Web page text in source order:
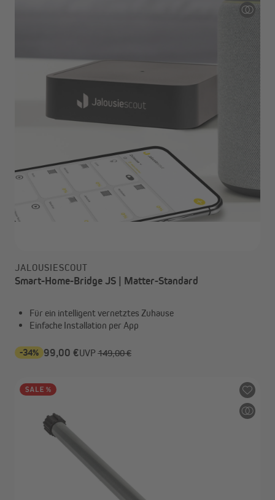
JALOUSIESCOUT
Smart-Home-Bridge JS | Matter-Standard
Für ein intelligent vernetztes Zuhause
Einfache Installation per App
-34% 99,00 €UVP 149,00 €